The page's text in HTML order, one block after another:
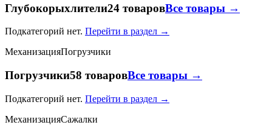
Глубокорыхлители24 товаровВсе товары →
Подкатегорий нет. Перейти в раздел →
МеханизацияПогрузчики
Погрузчики58 товаровВсе товары →
Подкатегорий нет. Перейти в раздел →
МеханизацияСажалки